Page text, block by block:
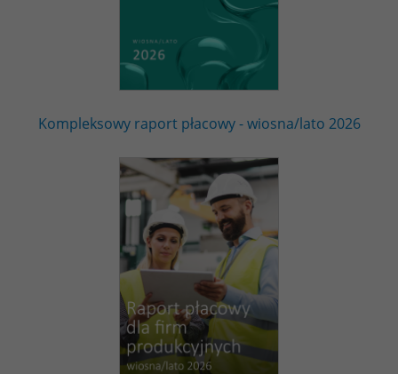
Kompleksowy raport płacowy - wiosna/lato 2026